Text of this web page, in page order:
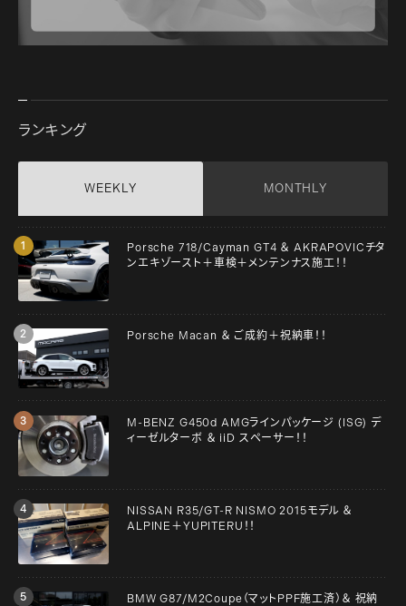
ランキング
WEEKLY MONTHLY
Porsche 718/Cayman GT4 ＆ AKRAPOVICチタ
ンエキゾースト＋車検＋メンテンナス施工！！
Porsche Macan ＆ ご成約＋祝納車！！
M-BENZ G450d AMGラインパッケージ (ISG) デ
ィーゼルターボ ＆ iiD スペーサー！！
NISSAN R35/GT-R NISMO 2015モデル ＆
ALPINE＋YUPITERU！！
BMW G87/M2Coupe（マットPPF施工済）＆ 祝納